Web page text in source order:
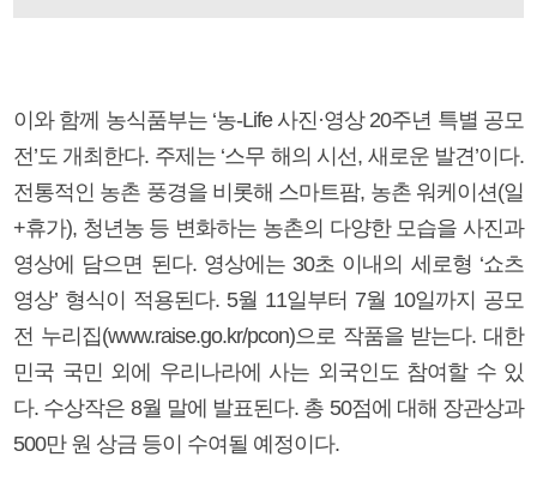
이와 함께 농식품부는 ‘농-Life 사진·영상 20주년 특별 공모
전’도 개최한다. 주제는 ‘스무 해의 시선, 새로운 발견’이다.
전통적인 농촌 풍경을 비롯해 스마트팜, 농촌 워케이션(일
+휴가), 청년농 등 변화하는 농촌의 다양한 모습을 사진과
영상에 담으면 된다. 영상에는 30초 이내의 세로형 ‘쇼츠
영상’ 형식이 적용된다. 5월 11일부터 7월 10일까지 공모
전 누리집(www.raise.go.kr/pcon)으로 작품을 받는다. 대한
민국 국민 외에 우리나라에 사는 외국인도 참여할 수 있
다. 수상작은 8월 말에 발표된다. 총 50점에 대해 장관상과
500만 원 상금 등이 수여될 예정이다.